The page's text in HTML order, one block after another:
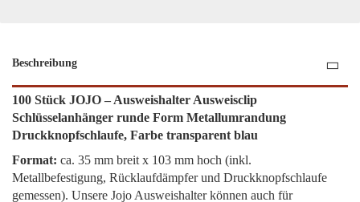
Beschreibung
100 Stück JOJO – Ausweishalter Ausweisclip
Schlüsselanhänger runde Form Metallumrandung
Druckknopfschlaufe, Farbe transparent blau
Format: ca. 35 mm breit x 103 mm hoch (inkl.
Metallbefestigung, Rücklaufdämpfer und Druckknopfschlaufe
gemessen). Unsere Jojo Ausweishalter können auch für